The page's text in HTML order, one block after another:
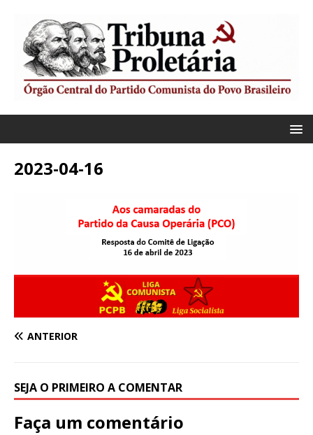
2023-04-16
ANTERIOR
SEJA O PRIMEIRO A COMENTAR
Faça um comentário